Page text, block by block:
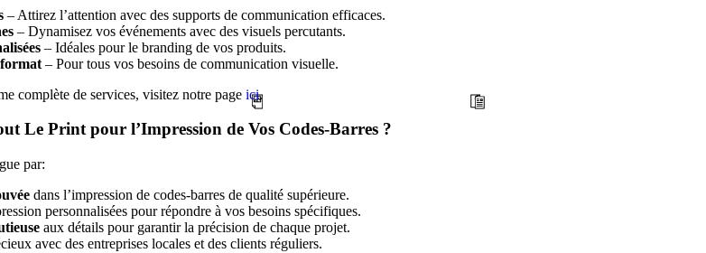
– Attirez l’attention avec des supports de communication efficaces.
– Dynamisez vos événements avec des visuels percutants.
– Idéales pour le branding de vos produits.
– Pour tous vos besoins de communication visuelle.
complète de services, visitez notre page ici.
Le Print pour l’Impression de Vos Codes-Barres ?
par:
dans l’impression de codes-barres de qualité supérieure.
personnalisées pour répondre à vos besoins spécifiques.
aux détails pour garantir la précision de chaque projet.
avec des entreprises locales et des clients réguliers.